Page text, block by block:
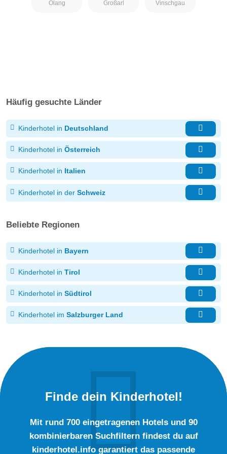
Olang Großarl Vinschgau
Häufig gesuchte Länder
Kinderhotel in Deutschland
Kinderhotel in Österreich
Kinderhotel in Italien
Kinderhotel in der Schweiz
Beliebte Regionen
Kinderhotel in Bayern
Kinderhotel in Tirol
Kinderhotel in Südtirol
Kinderhotel im Salzburger Land
Finde dein Kinderhotel!
Mit rund 700 eingetragenen Hotels und 90
kombinierbaren Suchfiltern findest du auf
kinderhotel.info garantiert das passende